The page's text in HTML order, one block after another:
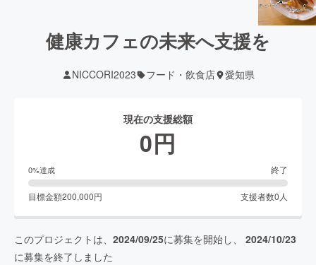
健康カフェの未来へ支援を
NICCORI2023 フード・飲食店 愛知県
現在の支援総額
0円
0%達成 終了
目標金額200,000円 支援者数0 人
このプロジェクトは、 2024/09/25に募集を開始し、 2024/10/23
に募集を終了しました